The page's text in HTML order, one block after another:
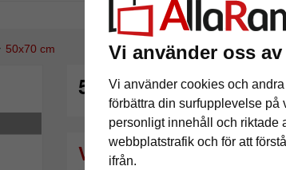
Vi använder oss
Vi använder cookies och
förbättra din surfupplevelse på
personligt innehåll och riktade
webbplatstrafik och för att
ifrån.
195 kr i leveranskostnad.
50x70 cm
50x70 cm